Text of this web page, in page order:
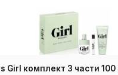
Girl комплект 3 части 100